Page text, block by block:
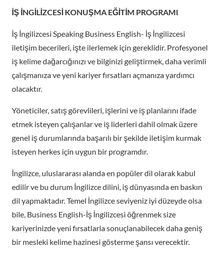
İŞ İNGİLİZCESİ KONUŞMA EĞİTİM PROGRAMI
İş İngilizcesi Speaking Business English- İş İngilizcesi
iletişim becerileri, işte ilerlemek için gereklidir. Profesyonel
iş kelime dağarcığınızı ve bilginizi geliştirmek, daha verimli
çalışmanıza ve yeni kariyer fırsatları açmanıza yardımcı
olacaktır.
Yöneticiler, satış görevlileri, işlerini ve iş planlarını ifade
etmek isteyen çalışanlar ve iş liderleri dahil olmak üzere
genel iş durumlarında başarılı bir şekilde iletişim kurmak
isteyen herkes için uygun bir programdır.
İngilizce, uluslararası alanda en popüler dil olarak kabul
edilir ve bu durum İngilizce dilini, iş dünyasında en baskın
dil yapmaktadır. Temel İngilizce seviyeniz iyi düzeyde olsa
bile, Business English-İş İngilizcesi öğrenmek size
kariyerinizde yeni fırsatlarla sonuçlanabilecek daha geniş
bir mesleki kelime hazinesi gösterme şansı verecektir.